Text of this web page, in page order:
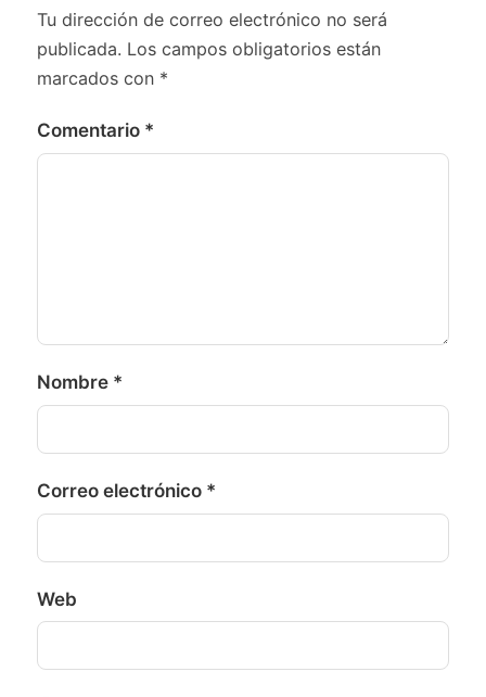
Tu dirección de correo electrónico no será
publicada. Los campos obligatorios están
marcados con *
Comentario *
Nombre *
Correo electrónico *
Web